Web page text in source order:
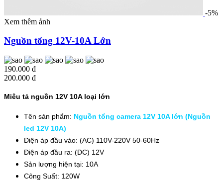
-5%
Xem thêm ảnh
Nguồn tổng 12V-10A Lớn
190.000 đ
200.000 đ
Miêu tả nguồn 12V 10A loại lớn
Tên sản phẩm: Nguồn tổng camera 12V 10A lớn (Nguồn
led 12V 10A)
Điện áp đầu vào: (AC) 110V-220V 50-60Hz
Điện áp đầu ra: (DC) 12V
Sản lượng hiện tại: 10A
Công Suất: 120W